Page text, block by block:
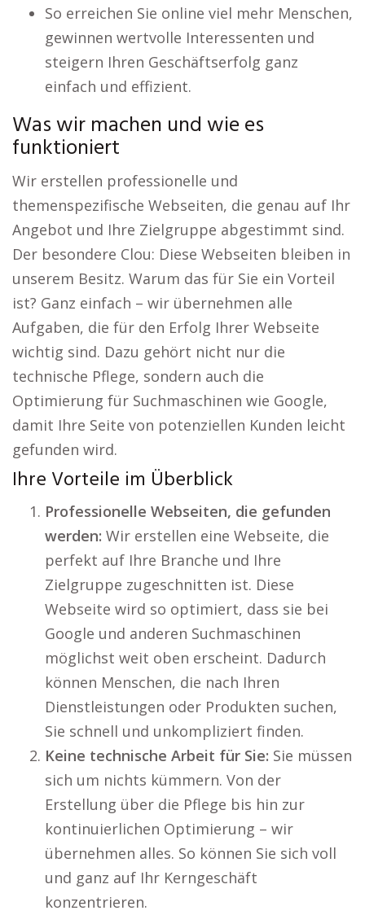
So erreichen Sie online viel mehr Menschen,
gewinnen wertvolle Interessenten und
steigern Ihren Geschäftserfolg ganz
einfach und effizient.
Was wir machen und wie es
funktioniert
Wir erstellen professionelle und
themenspezifische Webseiten, die genau auf Ihr
Angebot und Ihre Zielgruppe abgestimmt sind.
Der besondere Clou: Diese Webseiten bleiben in
unserem Besitz. Warum das für Sie ein Vorteil
ist? Ganz einfach – wir übernehmen alle
Aufgaben, die für den Erfolg Ihrer Webseite
wichtig sind. Dazu gehört nicht nur die
technische Pflege, sondern auch die
Optimierung für Suchmaschinen wie Google,
damit Ihre Seite von potenziellen Kunden leicht
gefunden wird.
Ihre Vorteile im Überblick
Professionelle Webseiten, die gefunden
werden: Wir erstellen eine Webseite, die
perfekt auf Ihre Branche und Ihre
Zielgruppe zugeschnitten ist. Diese
Webseite wird so optimiert, dass sie bei
Google und anderen Suchmaschinen
möglichst weit oben erscheint. Dadurch
können Menschen, die nach Ihren
Dienstleistungen oder Produkten suchen,
Sie schnell und unkompliziert finden.
Keine technische Arbeit für Sie: Sie müssen
sich um nichts kümmern. Von der
Erstellung über die Pflege bis hin zur
kontinuierlichen Optimierung – wir
übernehmen alles. So können Sie sich voll
und ganz auf Ihr Kerngeschäft
konzentrieren.